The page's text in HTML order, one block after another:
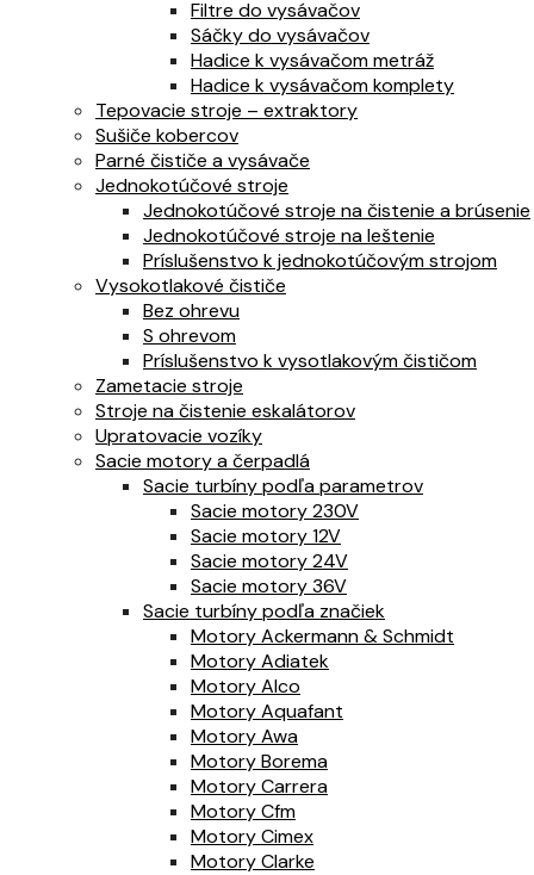
Filtre do vysávačov
Sáčky do vysávačov
Hadice k vysávačom metráž
Hadice k vysávačom komplety
Tepovacie stroje – extraktory
Sušiče kobercov
Parné čističe a vysávače
Jednokotúčové stroje
Jednokotúčové stroje na čistenie a brúsenie
Jednokotúčové stroje na leštenie
Príslušenstvo k jednokotúčovým strojom
Vysokotlakové čističe
Bez ohrevu
S ohrevom
Príslušenstvo k vysotlakovým čističom
Zametacie stroje
Stroje na čistenie eskalátorov
Upratovacie vozíky
Sacie motory a čerpadlá
Sacie turbíny podľa parametrov
Sacie motory 230V
Sacie motory 12V
Sacie motory 24V
Sacie motory 36V
Sacie turbíny podľa značiek
Motory Ackermann & Schmidt
Motory Adiatek
Motory Alco
Motory Aquafant
Motory Awa
Motory Borema
Motory Carrera
Motory Cfm
Motory Cimex
Motory Clarke